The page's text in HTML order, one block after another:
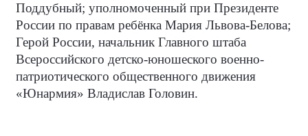
Поддубный; уполномоченный при Президенте
России по правам ребёнка Мария Львова-Белова;
Герой России, начальник Главного штаба
Всероссийского детско-юношеского военно-
патриотического общественного движения
«Юнармия» Владислав Головин.